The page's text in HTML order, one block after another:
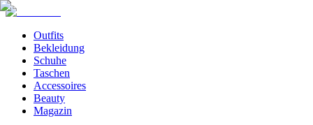
Outfits
Bekleidung
Schuhe
Taschen
Accessoires
Beauty
Magazin